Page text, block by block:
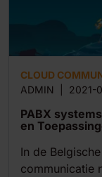
CLOUD
ADMIN
2021-
PABX
en
In de
communicatie